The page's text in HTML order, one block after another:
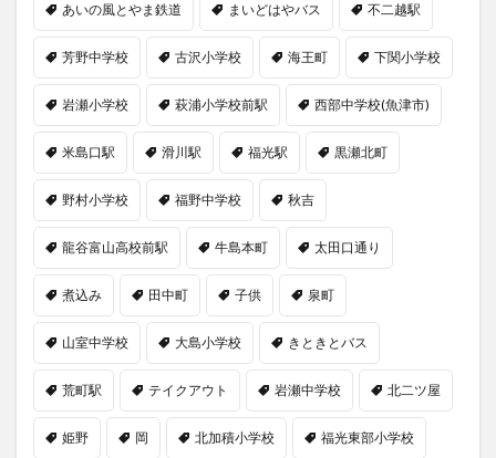
あいの風とやま鉄道 まいどはやバス 不二越駅
芳野中学校 古沢小学校 海王町 下関小学校
岩瀬小学校 萩浦小学校前駅 西部中学校(魚津市)
米島口駅 滑川駅 福光駅 黒瀬北町
野村小学校 福野中学校 秋吉
龍谷富山高校前駅 牛島本町 太田口通り
煮込み 田中町 子供 泉町
山室中学校 大島小学校 きときとバス
荒町駅 テイクアウト 岩瀬中学校 北二ツ屋
姫野 岡 北加積小学校 福光東部小学校